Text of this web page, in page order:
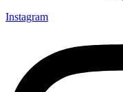
Instagram